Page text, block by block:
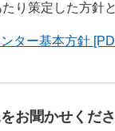
り策定した方針
ター基本方針
お聞かせくださ